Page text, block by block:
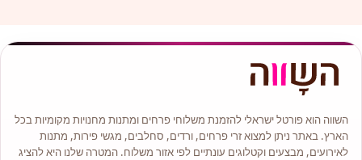
השווה הוא פורטל ישראלי להזמנת משלוחי פרחים ומתנות מחנויות מקומיות בכל
הארץ. באתר ניתן למצוא זרי פרחים, ורדים, סחלבים, מגשי פירות, מתנות
לאירועים, מבצעים וקטלוגים עונתיים לפי אזור משלוח. המטרה שלנו היא להציג